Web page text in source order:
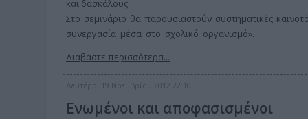
και δασκάλους.
Στο σεμινάριο θα παρουσιαστούν συστηματικές
συνεργασία μέσα στο σχολικό οργανισμό».
Διαβάστε περισσότερα...
Δευτέρα, 19 Νοεμβρίου 2012 22:10
Ενωμένοι και αποφασισμένοι